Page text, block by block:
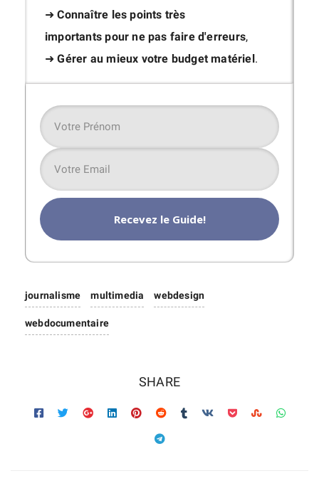
➜Connaître les points très
importants pour ne pas faire d'erreurs,
➜Gérer au mieux votre budget matériel.
Recevez le Guide!
journalisme multimedia webdesign
webdocumentaire
SHARE